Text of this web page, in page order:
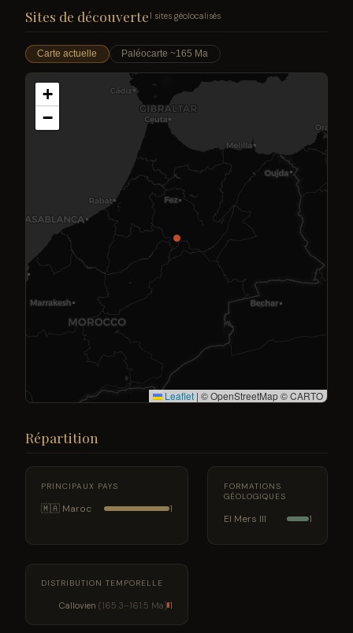
Sites de découverte1 sites géolocalisés
Carte actuelle Paléocarte ~165 Ma
+
−
Leaflet | © OpenStreetMap © CARTO
Répartition
PRINCIPAUX PAYS
🇲🇦 Maroc 1
FORMATIONS
GÉOLOGIQUES
El Mers III 1
DISTRIBUTION TEMPORELLE
Callovien (165.3–161.5 Ma) 1